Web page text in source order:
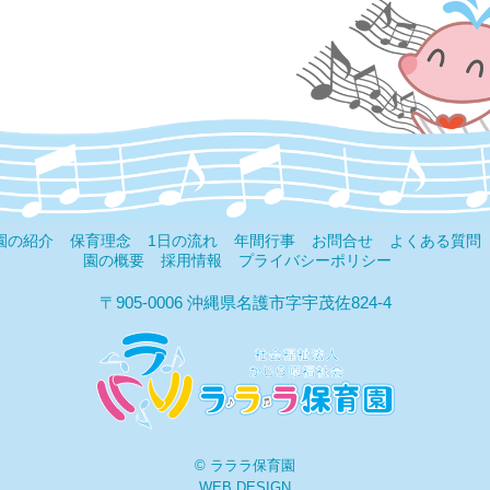
の紹介 保育理念 1日の流れ 年間行事 お問合せ
よくある質問
園の概要
採用情報 プライバシーポリシー
〒905-0006 沖縄県名護市字宇茂佐824-4
© ラララ保育園
WEB DESIGN